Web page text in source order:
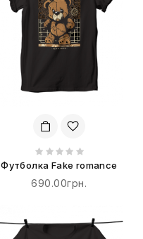
Футболка Fake romance
690.00грн.